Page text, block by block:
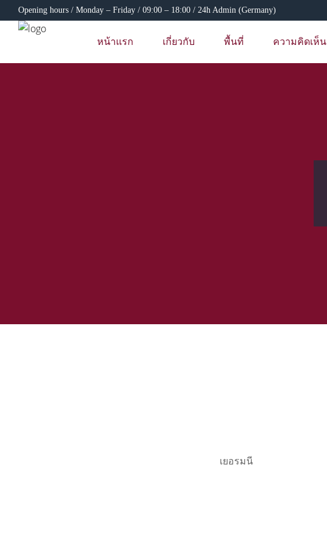
Opening hours / Monday – Friday / 09:00 – 18:00 / 24h Admin (Germany)
หน้าแรก เกี่ยวกับ พื้นที่ ความคิดเห็น
เยอรมนี